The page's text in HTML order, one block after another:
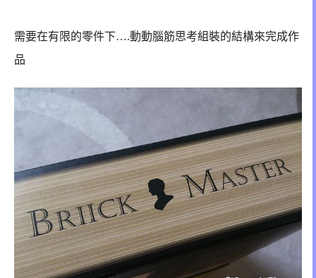
需要在有限的零件下….動動腦筋思考組裝的結構來完成作
品